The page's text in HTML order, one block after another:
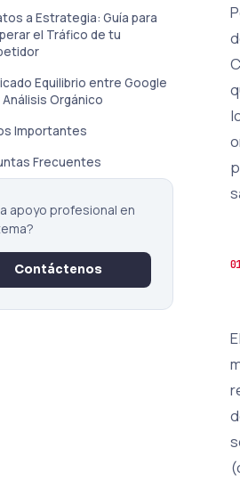
a Estrategia: Guía para
el Tráfico de tu
Equilibrio entre Google
Análisis Orgánico
Importantes
Frecuentes
apoyo profesional en
Contáctenos